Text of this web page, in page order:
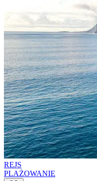
REJS
PLAŻOWANIE